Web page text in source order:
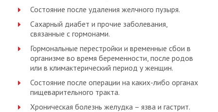
Состояние после удаления желчного пузыря.
Сахарный диабет и прочие заболевания,
связанные с гормонами.
Гормональные перестройки и временные сбои в
организме во время беременности, после родов
или в климактерический период у женщин.
Состояние после операции на каких-либо органах
пищеварительного тракта.
Хроническая болезнь желудка – язва и гастрит.